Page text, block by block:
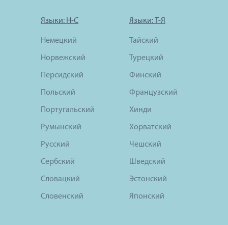
Языки: Н-С
Немецкий
Норвежский
Персидский
Польский
Португальский
Румынский
Русский
Сербский
Словацкий
Словенский
Языки: Т-Я
Тайский
Турецкий
Финский
Французский
Хинди
Хорватский
Чешский
Шведский
Эстонский
Японский